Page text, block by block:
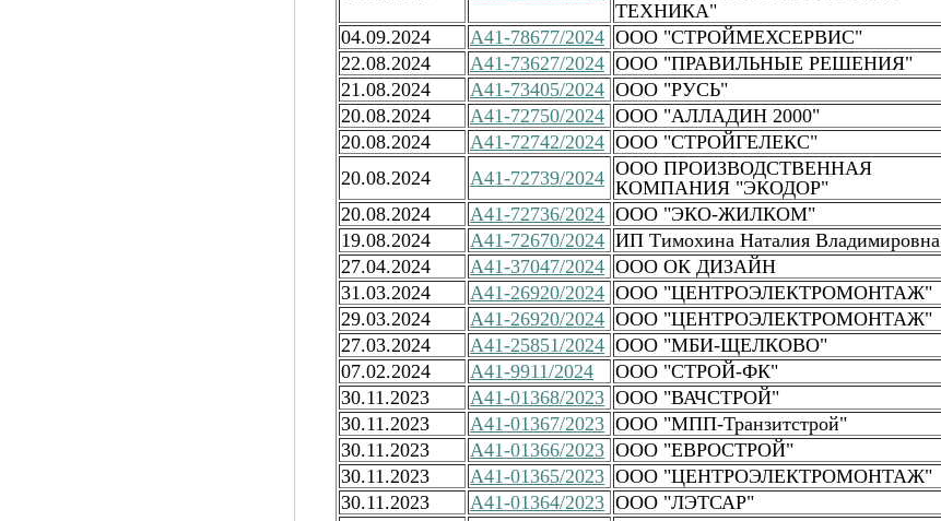
ТЕХНИКА"
04.09.2024 А41-78677/2024 ООО "СТРОЙМЕХСЕРВИС"
22.08.2024
А41-73627/2024 ООО "ПРАВИЛЬНЫЕ РЕШЕНИЯ"
21.08.2024
А41-73405/2024 ООО "РУСЬ"
20.08.2024
А41-72750/2024 ООО "АЛЛАДИН 2000"
20.08.2024
А41-72742/2024 ООО "СТРОЙГЕЛЕКС"
20.08.2024
А41-72739/2024 ООО ПРОИЗВОДСТВЕННАЯ
КОМПАНИЯ "ЭКОДОР"
20.08.2024
А41-72736/2024 ООО "ЭКО-ЖИЛКОМ"
19.08.2024
А41-72670/2024 ИП Тимохина Наталия Владимировна
27.04.2024
А41-37047/2024 ООО ОК ДИЗАЙН
31.03.2024
А41-26920/2024 ООО "ЦЕНТРОЭЛЕКТРОМОНТАЖ"
29.03.2024
А41-26920/2024 ООО "ЦЕНТРОЭЛЕКТРОМОНТАЖ"
27.03.2024
А41-25851/2024 ООО "МБИ-ЩЕЛКОВО"
07.02.2024
А41-9911/2024 ООО "СТРОЙ-ФК"
30.11.2023
А41-01368/2023 ООО "ВАЧСТРОЙ"
30.11.2023
А41-01367/2023 ООО "МПП-Транзитстрой"
30.11.2023
А41-01366/2023 ООО "ЕВРОСТРОЙ"
30.11.2023
А41-01365/2023 ООО "ЦЕНТРОЭЛЕКТРОМОНТАЖ"
30.11.2023
А41-01364/2023 ООО "ЛЭТСАР"